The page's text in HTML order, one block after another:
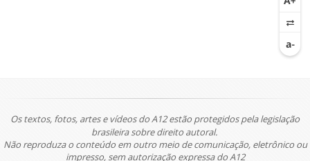
Os textos, fotos, artes e vídeos do A12 estão protegidos pela legislação
brasileira sobre direito autoral.
Não reproduza o conteúdo em outro meio de comunicação, eletrônico ou
impresso, sem autorização expressa do A12